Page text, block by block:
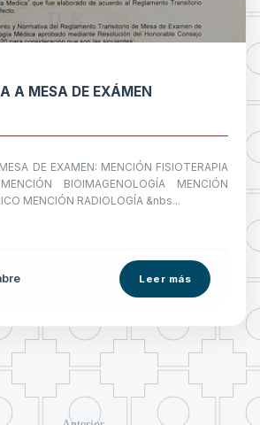
A MESA DE EXÁMEN
DE EXAMEN: MENCIÓN FISIOTERAPIA
BIOIMAGENOLOGÍA MENCIÓN
MENCIÓN RADIOLOGÍA &nbs...
Leer más